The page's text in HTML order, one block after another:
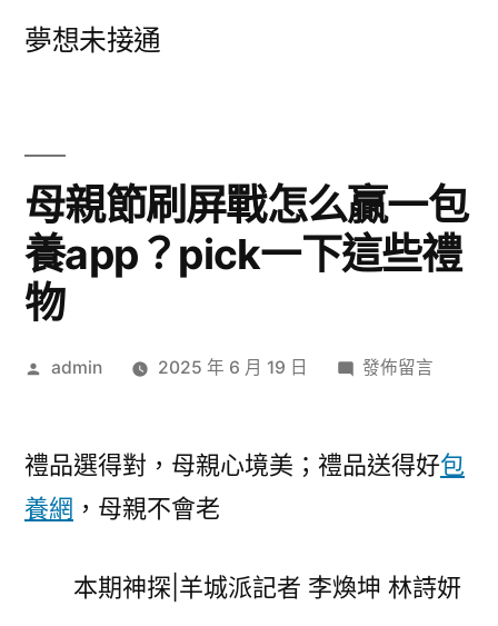
夢想未接通
母親節刷屏戰怎么贏一包
養app？pick一下這些禮
物
作
admin 2025 年 6 月 19 日
在
節
怎
發佈留言
禮品選得對，母親心境美；禮品送得好包
養網 ，母親不會老
本期神探|羊城派記者 李煥坤 林詩妍